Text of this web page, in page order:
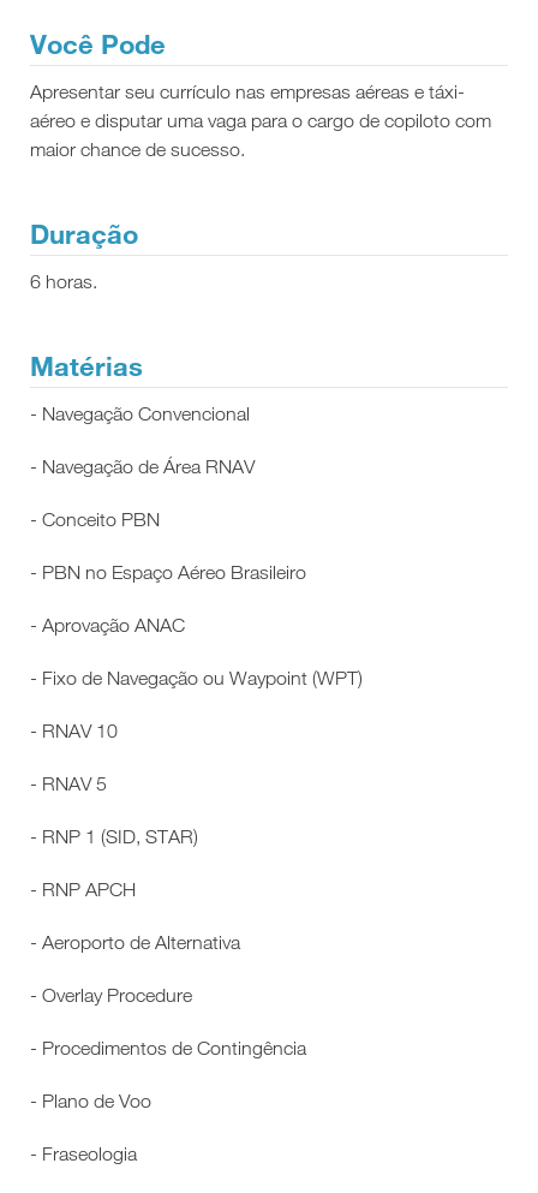
Você Pode
Apresentar seu currículo nas empresas aéreas e táxi-
aéreo e disputar uma vaga para o cargo de copiloto com
maior chance de sucesso.
Duração
6 horas.
Matérias
- Navegação Convencional
- Navegação de Área RNAV
- Conceito PBN
- PBN no Espaço Aéreo Brasileiro
- Aprovação ANAC
- Fixo de Navegação ou Waypoint (WPT)
- RNAV 10
- RNAV 5
- RNP 1 (SID, STAR)
- RNP APCH
- Aeroporto de Alternativa
- Overlay Procedure
- Procedimentos de Contingência
- Plano de Voo
- Fraseologia